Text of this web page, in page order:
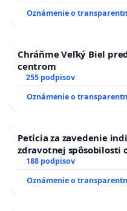
Oznámenie o
Chráňme Veľký Biel
centrom
255 podpisov
Oznámenie o
Petícia za zavedenie
zdravotnej spôsobilosti
pri prijímaní do
188 podpisov
Oznámenie o